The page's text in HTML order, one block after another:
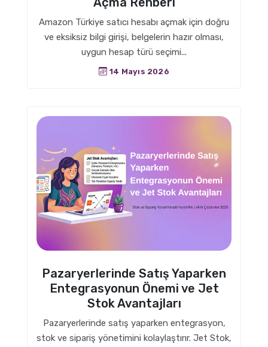
Amazon Türkiye satıcı hesabı açmak için doğru
ve eksiksiz bilgi girişi, belgelerin hazır olması,
uygun hesap türü seçimi...
14 Mayıs 2026
Pazaryerlerinde Satış Yaparken
Entegrasyonun Önemi ve Jet
Stok Avantajları
Pazaryerlerinde satış yaparken entegrasyon,
stok ve sipariş yönetimini kolaylaştırır. Jet Stok,